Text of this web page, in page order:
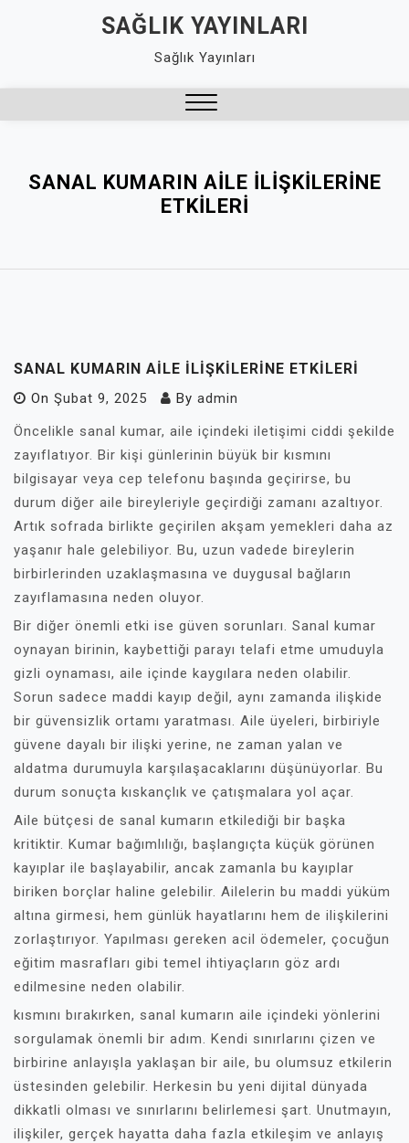
SAĞLIK YAYINLARI
Sağlık Yayınları
SANAL KUMARIN AILE İLIŞKILERINE
ETKILERI
SANAL KUMARIN AILE İLIŞKILERINE ETKILERI
On Şubat 9, 2025 By admin
Öncelikle sanal kumar, aile içindeki iletişimi ciddi şekilde
zayıflatıyor. Bir kişi günlerinin büyük bir kısmını
bilgisayar veya cep telefonu başında geçirirse, bu
durum diğer aile bireyleriyle geçirdiği zamanı azaltıyor.
Artık sofrada birlikte geçirilen akşam yemekleri daha az
yaşanır hale gelebiliyor. Bu, uzun vadede bireylerin
birbirlerinden uzaklaşmasına ve duygusal bağların
zayıflamasına neden oluyor.
Bir diğer önemli etki ise güven sorunları. Sanal kumar
oynayan birinin, kaybettiği parayı telafi etme umuduyla
gizli oynaması, aile içinde kaygılara neden olabilir.
Sorun sadece maddi kayıp değil, aynı zamanda ilişkide
bir güvensizlik ortamı yaratması. Aile üyeleri, birbiriyle
güvene dayalı bir ilişki yerine, ne zaman yalan ve
aldatma durumuyla karşılaşacaklarını düşünüyorlar. Bu
durum sonuçta kıskançlık ve çatışmalara yol açar.
Aile bütçesi de sanal kumarın etkilediği bir başka
kritiktir. Kumar bağımlılığı, başlangıçta küçük görünen
kayıplar ile başlayabilir, ancak zamanla bu kayıplar
biriken borçlar haline gelebilir. Ailelerin bu maddi yüküm
altına girmesi, hem günlük hayatlarını hem de ilişkilerini
zorlaştırıyor. Yapılması gereken acil ödemeler, çocuğun
eğitim masrafları gibi temel ihtiyaçların göz ardı
edilmesine neden olabilir.
kısmını bırakırken, sanal kumarın aile içindeki yönlerini
sorgulamak önemli bir adım. Kendi sınırlarını çizen ve
birbirine anlayışla yaklaşan bir aile, bu olumsuz etkilerin
üstesinden gelebilir. Herkesin bu yeni dijital dünyada
dikkatli olması ve sınırlarını belirlemesi şart. Unutmayın,
ilişkiler, gerçek hayatta daha fazla etkileşim ve anlayış